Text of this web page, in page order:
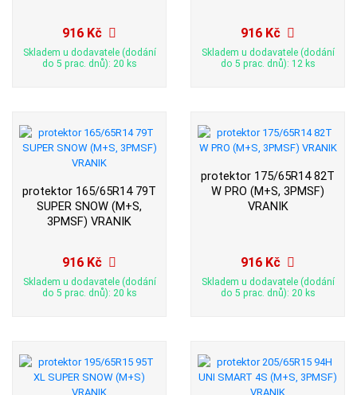
916 Kč
Skladem u dodavatele (dodání
do 5 prac. dnů): 20 ks
916 Kč
Skladem u dodavatele (dodání
do 5 prac. dnů): 12 ks
protektor 165/65R14 79T
SUPER SNOW (M+S,
3PMSF) VRANIK
916 Kč
Skladem u dodavatele (dodání
do 5 prac. dnů): 20 ks
protektor 175/65R14 82T
W PRO (M+S, 3PMSF)
VRANIK
916 Kč
Skladem u dodavatele (dodání
do 5 prac. dnů): 20 ks